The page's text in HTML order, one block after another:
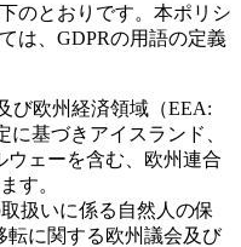
のとおりです。本ポリシ
は、GDPRの用語の定義
び欧州経済領域（EEA:
に基づきアイスランド、
ウェーを含む、欧州連合
す。
扱いに係る自然人の保
転に関する欧州議会及び